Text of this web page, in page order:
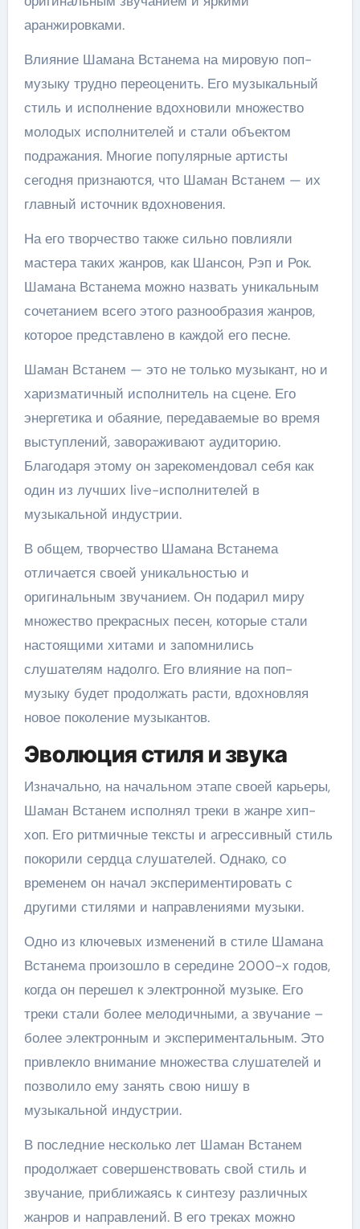
аранжировками.
Влияние Шамана Встанема на мировую поп-
музыку трудно переоценить. Его музыкальный
стиль и исполнение вдохновили множество
молодых исполнителей и стали объектом
подражания. Многие популярные артисты
сегодня признаются, что Шаман Встанем — их
главный источник вдохновения.
На его творчество также сильно повлияли
мастера таких жанров, как Шансон, Рэп и Рок.
Шамана Встанема можно назвать уникальным
сочетанием всего этого разнообразия жанров,
которое представлено в каждой его песне.
Шаман Встанем — это не только музыкант, но и
харизматичный исполнитель на сцене. Его
энергетика и обаяние, передаваемые во время
выступлений, завораживают аудиторию.
Благодаря этому он зарекомендовал себя как
один из лучших live-исполнителей в
музыкальной индустрии.
В общем, творчество Шамана Встанема
отличается своей уникальностью и
оригинальным звучанием. Он подарил миру
множество прекрасных песен, которые стали
настоящими хитами и запомнились
слушателям надолго. Его влияние на поп-
музыку будет продолжать расти, вдохновляя
новое поколение музыкантов.
Эволюция стиля и звука
Изначально, на начальном этапе своей карьеры,
Шаман Встанем исполнял треки в жанре хип-
хоп. Его ритмичные тексты и агрессивный стиль
покорили сердца слушателей. Однако, со
временем он начал экспериментировать с
другими стилями и направлениями музыки.
Одно из ключевых изменений в стиле Шамана
Встанема произошло в середине 2000-х годов,
когда он перешел к электронной музыке. Его
треки стали более мелодичными, а звучание –
более электронным и экспериментальным. Это
привлекло внимание множества слушателей и
позволило ему занять свою нишу в
музыкальной индустрии.
В последние несколько лет Шаман Встанем
продолжает совершенствовать свой стиль и
звучание, приближаясь к синтезу различных
жанров и направлений. В его треках можно